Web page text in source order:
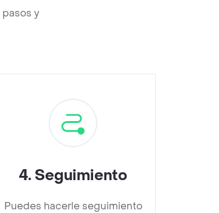
y
4. Seguimiento
Puedes hacerle seguimiento